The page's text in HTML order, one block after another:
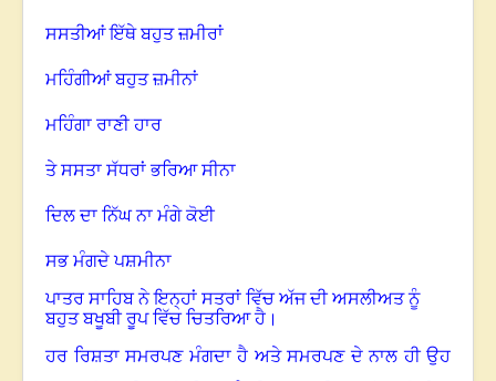
ਸਸਤੀਆਂ ਇੱਥੇ ਬਹੁਤ ਜ਼ਮੀਰਾਂ
ਮਹਿੰਗੀਆਂ ਬਹੁਤ ਜ਼ਮੀਨਾਂ
ਮਹਿੰਗਾ ਰਾਣੀ ਹਾਰ
ਤੇ ਸਸਤਾ ਸੱਧਰਾਂ ਭਰਿਆ ਸੀਨਾ
ਦਿਲ ਦਾ ਨਿੱਘ ਨਾ ਮੰਗੇ ਕੋਈ
ਸਭ ਮੰਗਦੇ ਪਸ਼ਮੀਨਾ
ਪਾਤਰ ਸਾਹਿਬ ਨੇ ਇਨ੍ਹਾਂ ਸਤਰਾਂ ਵਿੱਚ ਅੱਜ ਦੀ ਅਸਲੀਅਤ ਨੂੰ
ਬਹੁਤ ਬਖੂਬੀ ਰੂਪ ਵਿੱਚ ਚਿਤਰਿਆ ਹੈ।
ਹਰ ਰਿਸ਼ਤਾ ਸਮਰਪਣ ਮੰਗਦਾ ਹੈ ਅਤੇ ਸਮਰਪਣ ਦੇ ਨਾਲ ਹੀ ਉਹ